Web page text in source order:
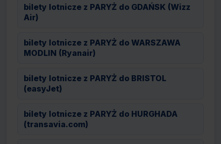
bilety lotnicze z PARYŻ do GDAŃSK (Wizz
Air)
bilety lotnicze z PARYŻ do WARSZAWA
MODLIN (Ryanair)
bilety lotnicze z PARYŻ do BRISTOL
(easyJet)
bilety lotnicze z PARYŻ do HURGHADA
(transavia.com)